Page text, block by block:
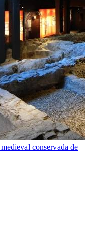
conservada de